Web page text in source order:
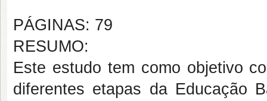
PÁGINAS: 79
RESUMO:
Este estudo tem como objetivo
diferentes etapas da Educação